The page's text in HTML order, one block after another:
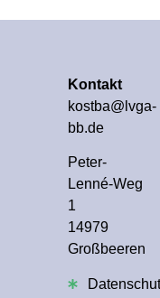
Kontakt
kostba@lvga-
bb.de
Peter-
Lenné-Weg
1
14979
Großbeeren